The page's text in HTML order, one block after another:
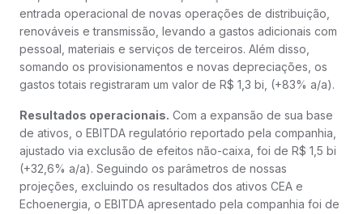
entrada operacional de novas operações de distribuição,
renováveis e transmissão, levando a gastos adicionais com
pessoal, materiais e serviços de terceiros. Além disso,
somando os provisionamentos e novas depreciações, os
gastos totais registraram um valor de R$ 1,3 bi, (+83% a/a).
Resultados operacionais. Com a expansão de sua base
de ativos, o EBITDA regulatório reportado pela companhia,
ajustado via exclusão de efeitos não-caixa, foi de R$ 1,5 bi
(+32,6% a/a). Seguindo os parâmetros de nossas
projeções, excluindo os resultados dos ativos CEA e
Echoenergia, o EBITDA apresentado pela companhia foi de